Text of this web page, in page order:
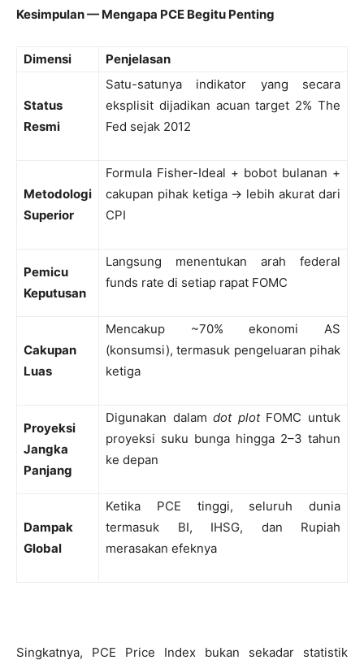
Kesimpulan — Mengapa PCE Begitu Penting
Dimensi Penjelasan
Status
Resmi
Satu-satunya indikator yang secara
eksplisit dijadikan acuan target 2% The
Fed sejak 2012
Metodologi
Superior
Formula Fisher-Ideal + bobot bulanan +
cakupan pihak ketiga → lebih akurat dari
CPI
Pemicu
Keputusan
Langsung menentukan arah federal
funds rate di setiap rapat FOMC
Cakupan
Luas
Mencakup ~70% ekonomi AS
(konsumsi), termasuk pengeluaran pihak
ketiga
Proyeksi
Jangka
Panjang
Digunakan dalamdot plotFOMC untuk
proyeksi suku bunga hingga 2–3 tahun
ke depan
Dampak
Global
Ketika PCE tinggi, seluruh dunia
termasuk BI, IHSG, dan Rupiah
merasakan efeknya
Singkatnya, PCE Price Index bukan sekadar statistik